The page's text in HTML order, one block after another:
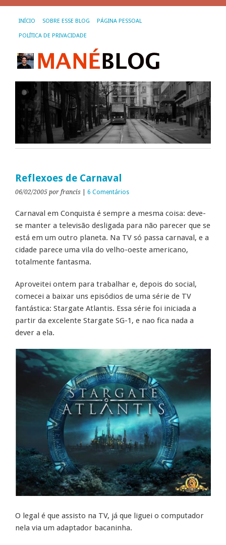
INÍCIO SOBRE ESSE BLOG PÁGINA PESSOAL
POLÍTICA DE PRIVACIDADE
Reflexoes de Carnaval
06/02/2005 por francis 6 Comentários
Carnaval em Conquista é sempre a mesma coisa: deve-
se manter a televisão desligada para não parecer que se
está em um outro planeta. Na TV só passa carnaval, e a
cidade parece uma vila do velho-oeste americano,
totalmente fantasma.
Aproveitei ontem para trabalhar e, depois do social,
comecei a baixar uns episódios de uma série de TV
fantástica: Stargate Atlantis. Essa série foi iniciada a
partir da excelente Stargate SG-1, e nao fica nada a
dever a ela.
O legal é que assisto na TV, já que liguei o computador
nela via um adaptador bacaninha.